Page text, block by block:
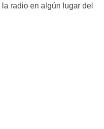
radio en algún lugar del